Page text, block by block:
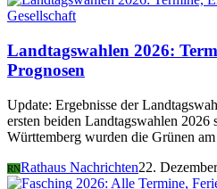
Gesellschaft
Landtagswahlen 2026:
Prognosen
Update: Ergebnisse der
ersten beiden Landtagswahlen 2026
Württemberg wurden die Grünen
RNRathaus Nachrichten22.